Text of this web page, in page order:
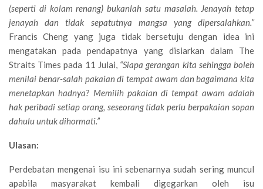
(seperti di kolam renang) bukanlah satu masalah. Jenayah tetap
jenayah dan tidak sepatutnya mangsa yang dipersalahkan.”
Francis Cheng yang juga tidak bersetuju dengan idea ini
mengatakan pada pendapatnya yang disiarkan dalam The
Straits Times pada 11 Julai, “Siapa gerangan kita sehingga boleh
menilai benar-salah pakaian di tempat awam dan bagaimana kita
menetapkan hadnya? Memilih pakaian di tempat awam adalah
hak peribadi setiap orang, seseorang tidak perlu berpakaian sopan
dahulu untuk dihormati.”
Ulasan:
Perdebatan mengenai isu ini sebenarnya sudah sering muncul
apabila masyarakat kembali digegarkan oleh isu